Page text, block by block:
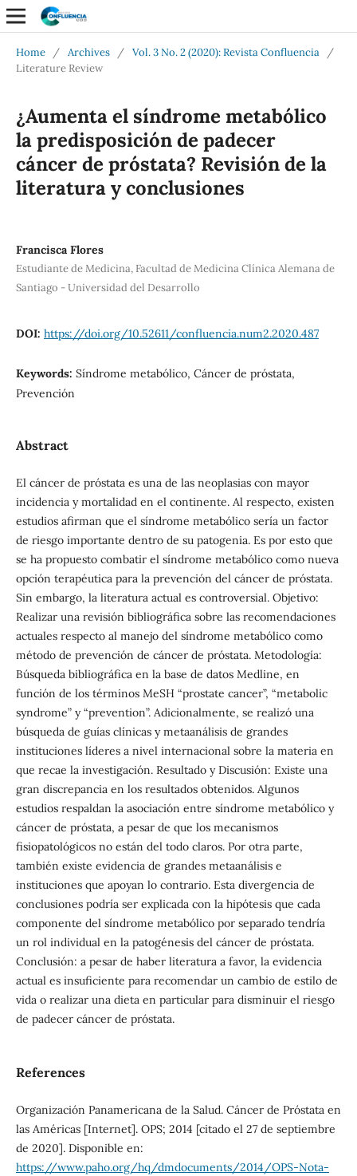
Home / Archives / Vol. 3 No. 2 (2020): Revista Confluencia
/
Literature Review
¿Aumenta el síndrome metabólico
la predisposición de padecer
cáncer de próstata? Revisión de la
literatura y conclusiones
Francisca Flores
Estudiante de Medicina, Facultad de Medicina Clínica Alemana de
Santiago - Universidad del Desarrollo
DOI: https://doi.org/10.52611/confluencia.num2.2020.487
Keywords: Síndrome metabólico, Cáncer de próstata,
Prevención
Abstract
El cáncer de próstata es una de las neoplasias con mayor
incidencia y mortalidad en el continente. Al respecto, existen
estudios afirman que el síndrome metabólico sería un factor
de riesgo importante dentro de su patogenia. Es por esto que
se ha propuesto combatir el síndrome metabólico como nueva
opción terapéutica para la prevención del cáncer de próstata.
Sin embargo, la literatura actual es controversial. Objetivo:
Realizar una revisión bibliográfica sobre las recomendaciones
actuales respecto al manejo del síndrome metabólico como
método de prevención de cáncer de próstata. Metodología:
Búsqueda bibliográfica en la base de datos Medline, en
función de los términos MeSH “prostate cancer”, “metabolic
syndrome” y “prevention”. Adicionalmente, se realizó una
búsqueda de guías clínicas y metaanálisis de grandes
instituciones líderes a nivel internacional sobre la materia en
que recae la investigación. Resultado y Discusión: Existe una
gran discrepancia en los resultados obtenidos. Algunos
estudios respaldan la asociación entre síndrome metabólico y
cáncer de próstata, a pesar de que los mecanismos
fisiopatológicos no están del todo claros. Por otra parte,
también existe evidencia de grandes metaanálisis e
instituciones que apoyan lo contrario. Esta divergencia de
conclusiones podría ser explicada con la hipótesis que cada
componente del síndrome metabólico por separado tendría
un rol individual en la patogénesis del cáncer de próstata.
Conclusión: a pesar de haber literatura a favor, la evidencia
actual es insuficiente para recomendar un cambio de estilo de
vida o realizar una dieta en particular para disminuir el riesgo
de padecer cáncer de próstata.
References
Organización Panamericana de la Salud. Cáncer de Próstata en
las Américas [Internet]. OPS; 2014 [citado el 27 de septiembre
de 2020]. Disponible en:
https://www.paho.org/hq/dmdocuments/2014/OPS-Nota-